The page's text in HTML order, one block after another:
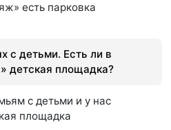
есть парковка
с детьми. Есть ли в
детская площадка?
с детьми и у нас
площадка